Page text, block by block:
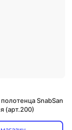
SnabSan
(арт.200)